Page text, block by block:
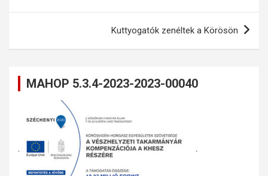
Kuttyogatók zenéltek a Körösön
MAHOP 5.3.4-2023-2023-00040